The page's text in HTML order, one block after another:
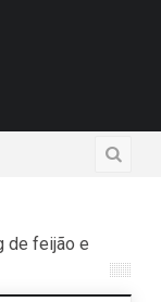
de feijão e